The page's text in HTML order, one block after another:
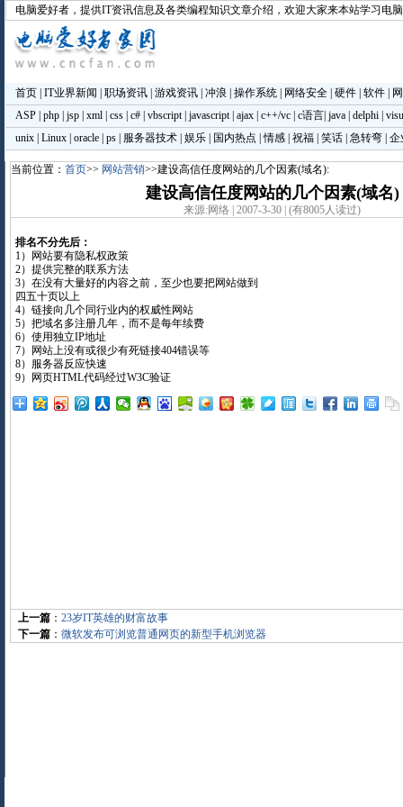
电脑爱好者 ，提供IT资讯信息及各类编程知识文章介绍，欢迎大家来本站学习电
首页| IT业界新闻 职场资讯| 游戏资讯| 冲浪 操作系统| 网络安全| 硬件| 软件|
ASP| php| jsp| xml| css| c#| vbscript| javascript| ajax| c++/vc| c语言| java| delphi|
unix| Linux| oracle| ps| 服务器技术| 娱乐| 国内热点 |情感| 祝福| 笑话| 急转弯| 企
当前位置： 首页>> 网站营销>>建设高信任度网站的几个因素(域名):
建设高信任度网站的几个因素(域名)
来源:网络 | 2007-3-30 | (有8005人读过)
排名不分先后：
1）网站要有隐私权政策
2）提供完整的联系方法
3）在没有大量好的内容之前，至少也要把网站做到
四五十页以上
4）链接向几个同行业内的权威性网站
5）把域名多注册几年，而不是每年续费
6）使用独立IP地址
7）网站上没有或很少有死链接404错误等
8）服务器反应快速
9）网页HTML代码经过W3C验证
上一篇 ： 23岁IT英雄的财富故事
下一篇 ： 微软发布可浏览普通网页的新型手机浏览器